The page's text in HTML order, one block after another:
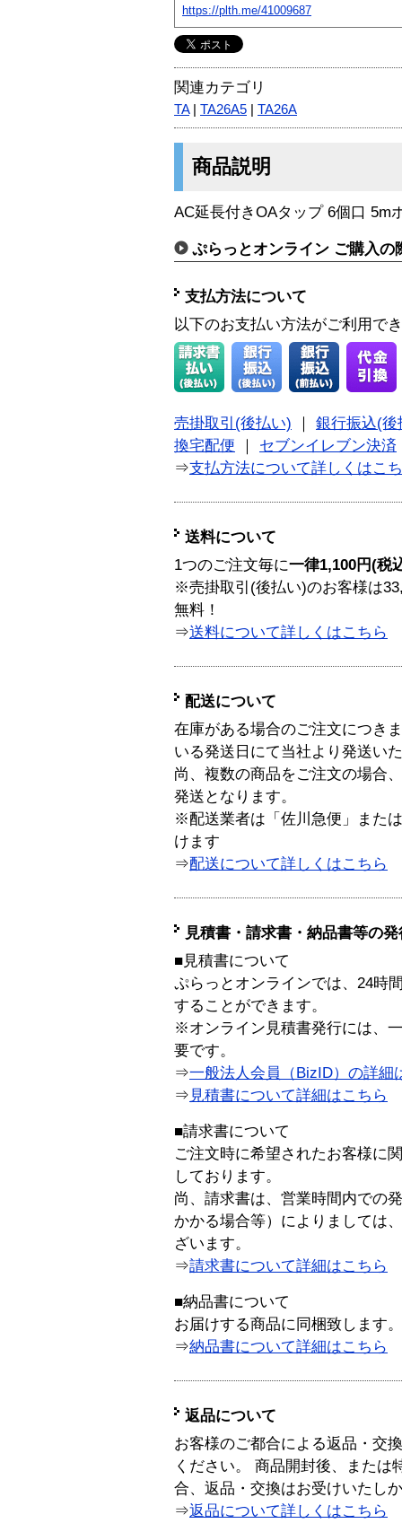
https://plth.me/41009687
関連カテゴリ
TA| TA26A5 TA26A
商品説明
AC延長付きOAタップ 6個口 5m
ぷらっとオンライン ご購入の
支払方法について
以下のお支払い方法がご利用で
売掛取引(後払い)
銀行振込(後
換宅配便
セブンイレブン決済
⇒支払方法について詳しくはこ
送料について
1つのご注文毎に一律1,100円(税
※売掛取引(後払い)のお客様は
無料！
⇒送料について詳しくはこちら
配送について
在庫がある場合のご注文につき
いる発送日にて当社より発送い
尚、複数の商品をご注文の場合
発送となります。
※配送業者は「佐川急便」また
けます
⇒配送について詳しくはこちら
見積書・請求書・納品書等の
■見積書について
ぷらっとオンラインでは、24時
することができます。
※オンライン見積書発行には、
要です。
⇒一般法人会員（BizID）の詳細
⇒ 見積書について詳細はこちら
■請求書について
ご注文時に希望されたお客様に
しております。
尚、請求書は、営業時間内での
かかる場合等）によりましては
ざいます。
⇒請求書について詳細はこちら
■納品書について
お届けする商品に同梱致します。
⇒納品書について詳細はこちら
返品について
お客様のご都合による返品・交
ください。 商品開封後、または
合、返品・交換はお受けいたし
⇒返品について詳しくはこちら